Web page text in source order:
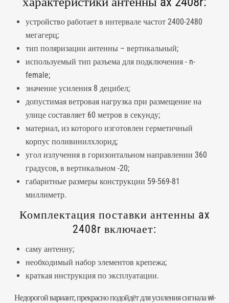
устройство работает в интервале частот 2400-2480
мегагерц;
тип поляризации антенны – вертикальный;
используемый тип разъема для подключения - n-
female;
значение усиления 8 децибел;
допустимая ветровая нагрузка при размещение на
улице составляет 60 метров в секунду;
материал, из которого изготовлен герметичный
корпус поливинилхлорид;
угол излучения в горизонтальном направлении 360
градусов, в вертикальном -20;
габаритные размеры конструкции 59-569-81
миллиметр.
Комплектация поставки антенны ax
2408r включает:
саму антенну;
необходимый набор элементов крепежа;
краткая инструкция по эксплуатации.
Недорогой вариант, прекрасно подойдёт для усиления сигнала wi-